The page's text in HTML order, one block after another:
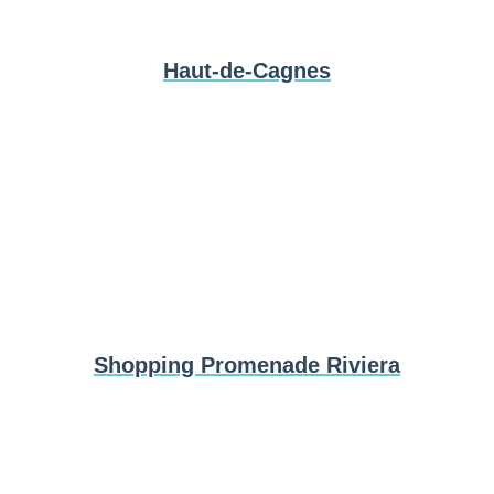
Haut-de-Cagnes
Shopping Promenade Riviera